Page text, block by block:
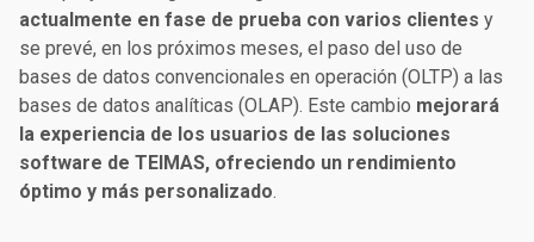
actualmente en fase de prueba con varios clientes y
se prevé, en los próximos meses, el paso del uso de
bases de datos convencionales en operación (OLTP) a las
bases de datos analíticas (OLAP). Este cambio mejorará
la experiencia de los usuarios de las soluciones
software de TEIMAS, ofreciendo un rendimiento
óptimo y más personalizado.